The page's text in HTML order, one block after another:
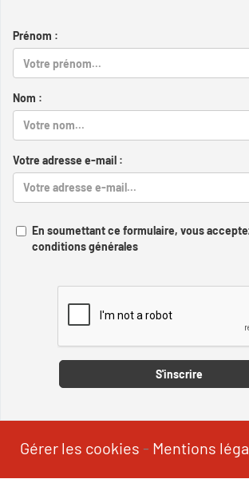
Prénom :
Nom :
Votre adresse e-mail :
En soumettant ce formulaire, vous
conditions générales
S'inscrire
Gérer les cookies - Mentions